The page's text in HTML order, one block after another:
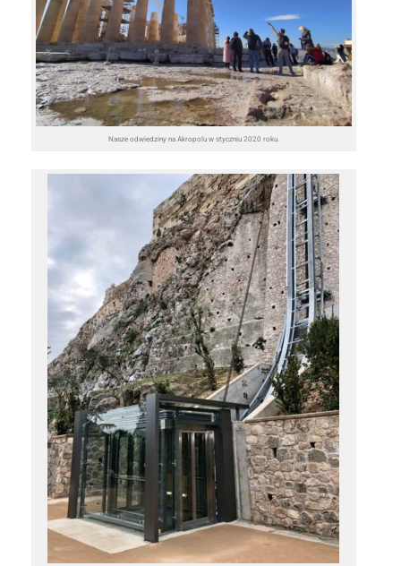
Nasze odwiedziny na Akropolu w styczniu 2020 roku.